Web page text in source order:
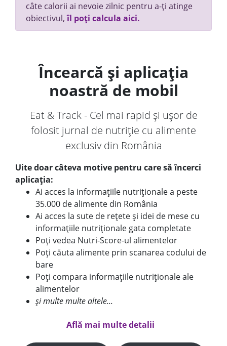
câte calorii ai nevoie zilnic pentru a-ți atinge
obiectivul,îl poți calcula aici.
Încearcă și aplicația
noastră de mobil
Eat & Track - Cel mai rapid și ușor de
folosit jurnal de nutriție cu alimente
exclusiv din România
Uite doar câteva motive pentru care să încerci
aplicația:
Ai acces la informațiile nutriționale a peste
35.000 de alimente din România
Ai acces la sute de rețete și idei de mese cu
informațiile nutriționale gata completate
Poți vedea Nutri-Score-ul alimentelor
Poți căuta alimente prin scanarea codului de
bare
Poți compara informațiile nutriționale ale
alimentelor
și multe multe altele...
Află mai multe detalii